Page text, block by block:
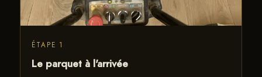
ÉTAPE 1
Le parquet à l'arrivée